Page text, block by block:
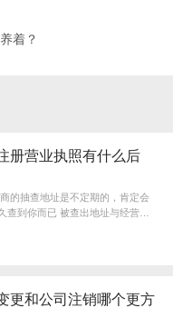
着？
册营业执照有什么后
的抽查地址是不定期的，肯定会
查到你而已 被查出地址与经营地
址就没事了 工商部门不会平白找
更和公司注销哪个更方